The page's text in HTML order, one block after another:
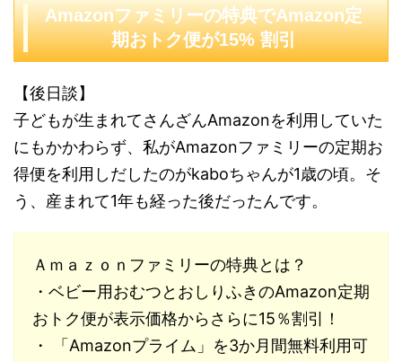
Amazonファミリーの特典でAmazon定
期おトク便が15% 割引
【後日談】
子どもが生まれてさんざんAmazonを利用していた
にもかかわらず、私がAmazonファミリーの定期お
得便を利用しだしたのがkaboちゃんが1歳の頃。そ
う、産まれて1年も経った後だったんです。
Ａｍａｚｏｎファミリーの特典とは？
・ベビー用おむつとおしりふきのAmazon定期
おトク便が表示価格からさらに15％割引！
・ 「Amazonプライム」を3か月間無料利用可